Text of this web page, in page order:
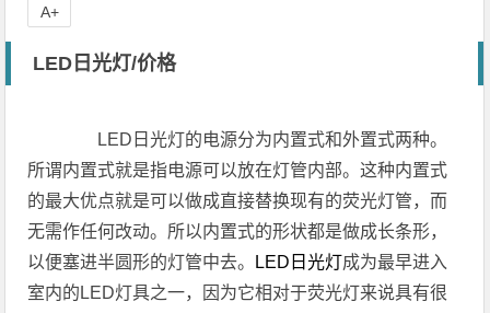
LED日光灯/价格
LED日光灯的电源分为内置式和外置式两种。
所谓内置式就是指电源可以放在灯管内部。这种内置式
的最大优点就是可以做成直接替换现有的荧光灯管，而
无需作任何改动。所以内置式的形状都是做成长条形，
以便塞进半圆形的灯管中去。
LED日光灯成为最早进入
室内的LED灯具之一，因为它相对于荧光灯来说具有很
A+